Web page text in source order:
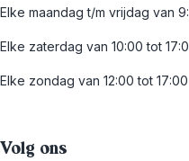
Elke maandag t/m vrijdag van
Elke zaterdag van 10:00 tot
Elke zondag van 12:00 tot 17:00
Volg ons